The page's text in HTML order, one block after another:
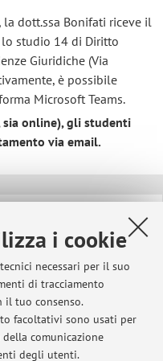
i cookie
necessari per il suo
di tracciamento
il tuo consenso.
facoltativi sono usati per
comunicazione
degli utenti.
dott.ssa Bonifati riceve il
lo studio 14 di Diritto
Giuridiche (Via
è possibile
Microsoft Teams.
sia online), gli studenti
via email.
e banche dati per la ricerca
Legal Studies